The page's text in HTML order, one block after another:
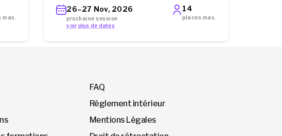
max.
26–27 Nov, 2026
prochaine session
voir plus de dates
14
places max.
FAQ
Règlement intérieur
Mentions Légales